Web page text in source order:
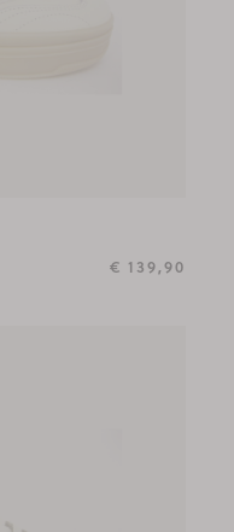
€ 139,90